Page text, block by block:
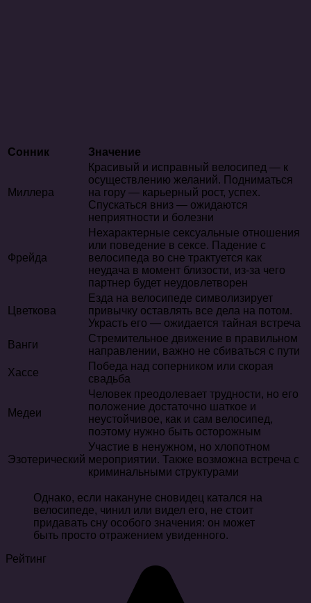
Сонник Значение
Миллера
Красивый и исправный велосипед — к
осуществлению желаний. Подниматься
на гору — карьерный рост, успех.
Спускаться вниз — ожидаются
неприятности и болезни
Фрейда
Нехарактерные сексуальные отношения
или поведение в сексе. Падение с
велосипеда во сне трактуется как
неудача в момент близости, из-за чего
партнер будет неудовлетворен
Цветкова
Езда на велосипеде символизирует
привычку оставлять все дела на потом.
Украсть его — ожидается тайная встреча
Ванги
Стремительное движение в правильном
направлении, важно не сбиваться с пути
Хассе
Победа над соперником или скорая
свадьба
Медеи
Человек преодолевает трудности, но его
положение достаточно шаткое и
неустойчивое, как и сам велосипед,
поэтому нужно быть осторожным
Эзотерический
Участие в ненужном, но хлопотном
мероприятии. Также возможна встреча с
криминальными структурами
Однако, если накануне сновидец катался на
велосипеде, чинил или видел его, не стоит
придавать сну особого значения: он может
быть просто отражением увиденного.
Рейтинг